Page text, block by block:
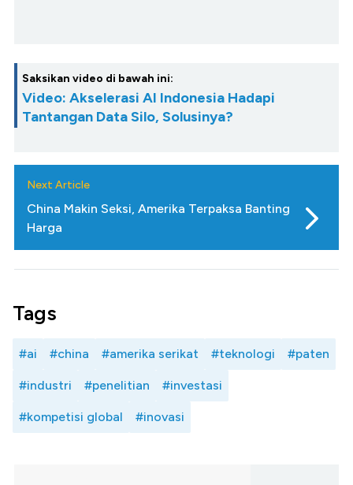
Saksikan video di bawah ini:
Video: Akselerasi AI Indonesia Hadapi
Tantangan Data Silo, Solusinya?
Next Article
China Makin Seksi, Amerika Terpaksa Banting
Harga
Tags
#ai #china #amerika serikat #teknologi #paten
#industri #penelitian #investasi
#kompetisi global #inovasi